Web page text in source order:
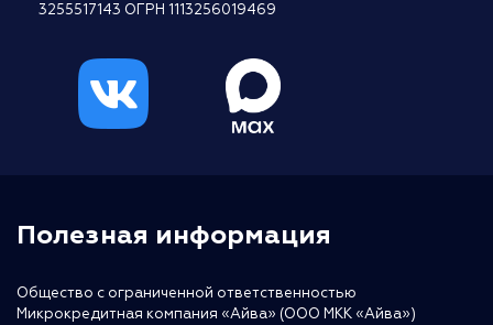
3255517143 ОГРН 1113256019469
Полезная информация
Общество с ограниченной ответственностью
Микрокредитная компания «Айва» (ООО МКК «Айва»)